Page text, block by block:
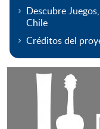
Descubre
Chile
Créditos del